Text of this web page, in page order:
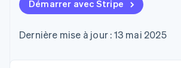
UI flexibles
Moyens de
Accès à plus
Recognition
Comptabilité
Stripe Sigma
personnalisés
l’application
Gestion financière
Plateformes
Gérer des
Proposer une
facturation à l'usage
bancaires adossées à
Entreprise
Roadmap produit
annuelle
Démarrer avec Stripe
Dernière mise à jour : 13 mai 2025